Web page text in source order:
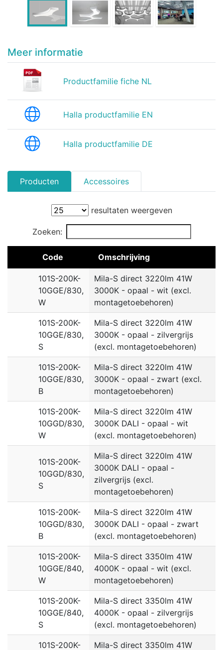
Meer informatie
Productfamilie fiche NL
Halla productfamilie EN
Halla productfamilie DE
Producten Accessoires
resultaten weergeven
Zoeken:
Code Omschrijving
101S-200K-
10GGE/830,
W
Mila-S direct 3220lm 41W
3000K - opaal - wit (excl.
montagetoebehoren)
101S-200K-
10GGE/830,
S
Mila-S direct 3220lm 41W
3000K - opaal - zilvergrijs
(excl. montagetoebehoren)
101S-200K-
10GGE/830,
B
Mila-S direct 3220lm 41W
3000K - opaal - zwart (excl.
montagetoebehoren)
101S-200K-
10GGD/830,
W
Mila-S direct 3220lm 41W
3000K DALI - opaal - wit
(excl. montagetoebehoren)
101S-200K-
10GGD/830,
S
Mila-S direct 3220lm 41W
3000K DALI - opaal -
zilvergrijs (excl.
montagetoebehoren)
101S-200K-
10GGD/830,
B
Mila-S direct 3220lm 41W
3000K DALI - opaal - zwart
(excl. montagetoebehoren)
101S-200K-
10GGE/840,
W
Mila-S direct 3350lm 41W
4000K - opaal - wit (excl.
montagetoebehoren)
101S-200K-
10GGE/840,
S
Mila-S direct 3350lm 41W
4000K - opaal - zilvergrijs
(excl. montagetoebehoren)
101S-200K- Mila-S direct 3350lm 41W